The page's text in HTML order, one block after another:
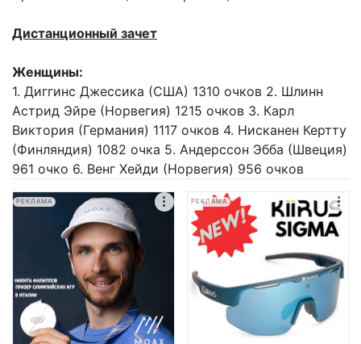
Дистанционный зачет
Женщины:
1. Диггинс Джессика (США) 1310 очков 2. Шлинн
Астрид Эйре (Норвегия) 1215 очков 3. Карл
Виктория (Германия) 1117 очков 4. Нисканен Кертту
(Финляндия) 1082 очка 5. Андерссон Эбба (Швеция)
961 очко 6. Венг Хейди (Норвегия) 956 очков
РЕКЛАМА РЕКЛАМА